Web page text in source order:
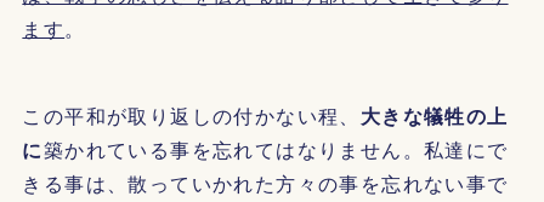
ます。
この平和が取り返しの付かない程、 大きな犠牲の上
に築かれている事を忘れてはなりません。私達にで
きる事は、散っていかれた方々の事を忘れない事で